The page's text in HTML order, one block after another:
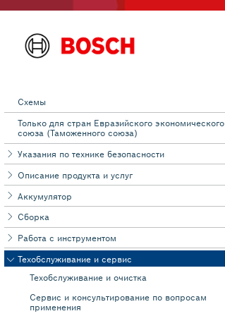
Схемы
Toлько для стран Евразийского экономического
союза (Таможенного союза)
Указания по технике безопасности
Описание продукта и услуг
Аккумулятор
Сборка
Работа с инструментом
Техобслуживание и сервис
Техобслуживание и очистка
Сервис и консультирование по вопросам
применения